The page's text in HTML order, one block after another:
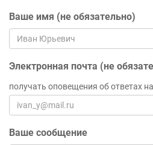
Ваше имя (не обязательно)
Электронная почта (не
получать оповещения об ответах
Ваше сообщение